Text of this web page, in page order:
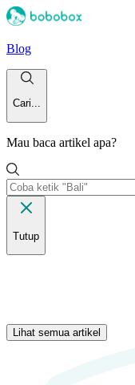
Blog
Cari...
Mau baca artikel apa?
Tutup
Lihat semua artikel